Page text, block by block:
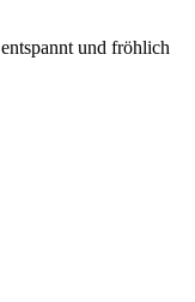
und fröhlich